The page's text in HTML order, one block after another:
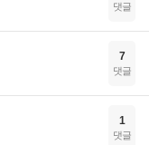
댓글
7
댓글
1
댓글